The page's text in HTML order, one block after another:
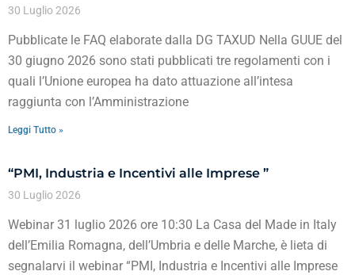
30 Luglio 2026
Pubblicate le FAQ elaborate dalla DG TAXUD Nella GUUE del
30 giugno 2026 sono stati pubblicati tre regolamenti con i
quali l’Unione europea ha dato attuazione all’intesa
raggiunta con l’Amministrazione
Leggi Tutto »
“PMI, Industria e Incentivi alle Imprese ”
30 Luglio 2026
Webinar 31 luglio 2026 ore 10:30 La Casa del Made in Italy
dell’Emilia Romagna, dell’Umbria e delle Marche, è lieta di
segnalarvi il webinar “PMI, Industria e Incentivi alle Imprese